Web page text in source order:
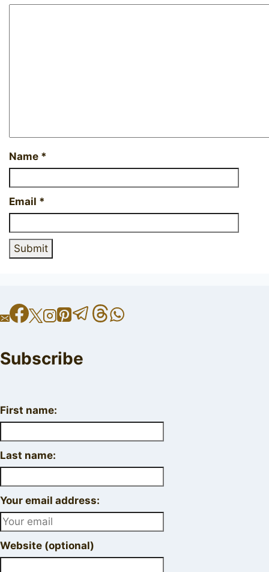
Name *
Email *
Subscribe
First name:
Last name:
Your email address:
Website (optional)